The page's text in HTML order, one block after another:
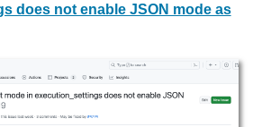
does not enable JSON mode as